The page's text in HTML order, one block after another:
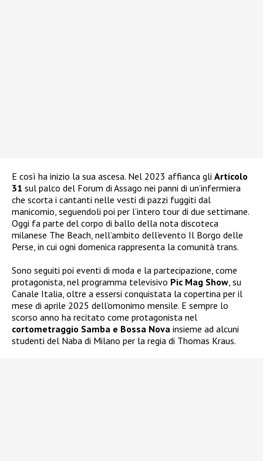
E così ha inizio la sua ascesa. Nel 2023 affianca gli Articolo
31 sul palco del Forum di Assago nei panni di un’infermiera
che scorta i cantanti nelle vesti di pazzi fuggiti dal
manicomio, seguendoli poi per l’intero tour di due settimane.
Oggi fa parte del corpo di ballo della nota discoteca
milanese The Beach, nell’ambito dell’evento Il Borgo delle
Perse, in cui ogni domenica rappresenta la comunità trans.
Sono seguiti poi eventi di moda e la partecipazione, come
protagonista, nel programma televisivo Pic Mag Show, su
Canale Italia, oltre a essersi conquistata la copertina per il
mese di aprile 2025 dell’omonimo mensile. E sempre lo
scorso anno ha recitato come protagonista nel
cortometraggio Samba e Bossa Nova insieme ad alcuni
studenti del Naba di Milano per la regia di Thomas Kraus.